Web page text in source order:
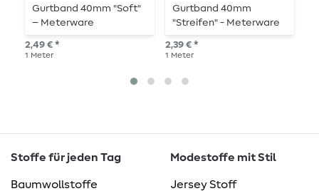
Gurtband 40mm "Soft"
– Meterware
2,49 € *
1 Meter
Gurtband 40mm
"Streifen" - Meterware
2,39 € *
1 Meter
Stoffe für jeden Tag
Baumwollstoffe
Modestoffe mit Stil
Jersey Stoff